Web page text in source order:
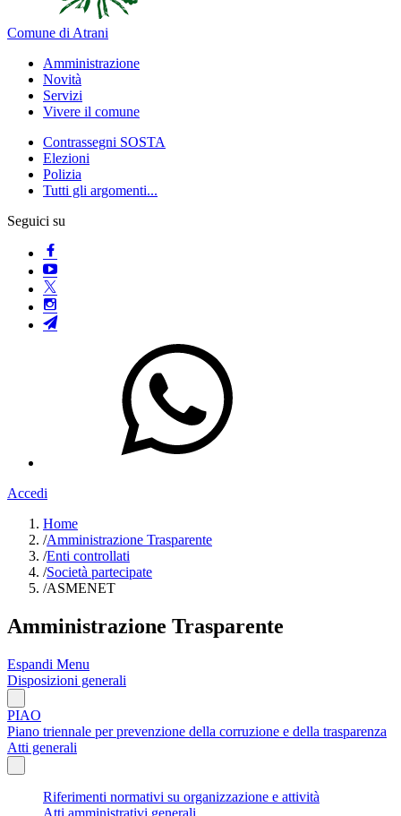
Comune di Atrani
Amministrazione
Novità
Servizi
Vivere il comune
Contrassegni SOSTA
Elezioni
Polizia
Tutti gli argomenti...
Seguici su
Accedi
Home
/Amministrazione Trasparente
/Enti controllati
/Società partecipate
/ASMENET
Amministrazione Trasparente
Espandi Menu
Disposizioni generali
PIAO
Piano triennale per prevenzione della corruzione e della trasparenza
Atti generali
Riferimenti normativi su organizzazione e attività
Atti amministrativi generali